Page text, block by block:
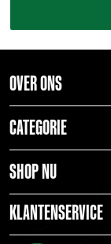
OVER ONS
CATEGORIE
SHOP NU
KLANTENSERVICE